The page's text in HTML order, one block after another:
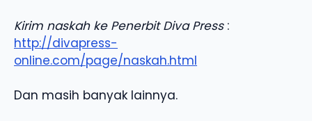
Kirim naskah ke Penerbit Diva Press:
http://divapress-
online.com/page/naskah.html
Dan masih banyak lainnya.